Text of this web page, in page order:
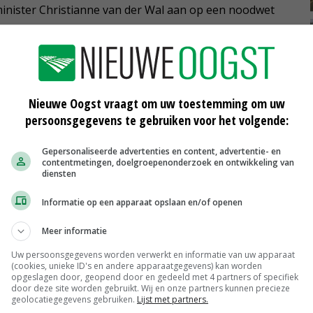
Christianne van der Wal aan op een noodwet
In Overijssel is de onrust over de PAS-
Overijssel handhaaft tegen PAS-melders.
bij het provinciehuis in Zwolle tegen deze actie
het webinar Zo heb je zelf invloed op
rol in gebiedsproces(sen) in jouw omgeving.
aanpak bijdragen aan het oplossen van
over deze vragen gaan de gasten in gesprek. Ze
bedrijf kan opleveren. Met medewerking van
melkveehouder en gebiedsregisseur Albert
directeur Jelmer Algra. Meld je aan voor het
, 6 december van 20 tot 21.30 uur.
Nieuwe Oogst vraagt om uw toestemming om uw
persoonsgegevens te gebruiken voor het volgende:
Gepersonaliseerde advertenties en content, advertentie- en
contentmetingen, doelgroepenonderzoek en ontwikkeling van
diensten
Informatie op een apparaat opslaan en/of openen
Meer informatie
Uw persoonsgegevens worden verwerkt en informatie van uw apparaat
(cookies, unieke ID's en andere apparaatgegevens) kan worden
opgeslagen door, geopend door en gedeeld met 4 partners of specifiek
door deze site worden gebruikt. Wij en onze partners kunnen precieze
geolocatiegegevens gebruiken. Lijst met partners.